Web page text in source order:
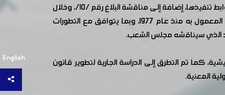
English
كما استعرض المجلس التحديثات المتعلقة باللجنة المشكلة في وزارة الصناعة بشأن إقرار التجمعات والمناطق الصناعية ودراسة ضوابط تنفيذها، إضافة إلى مناقشة البلاغ رقم /10/، وخلال
النقاش تبين أن وزارة الإدارة المحلية تعمل على إعداد قانون جديد للتجمعات والمناطق الاقتصادية والصناعية ليحلّ محلّ التشريع المعمول به منذ عام 1977، وبما يتوافق مع التطورات
كما تم التطرق إلى الدراسة الجارية لتطوير قانون
المعنية.